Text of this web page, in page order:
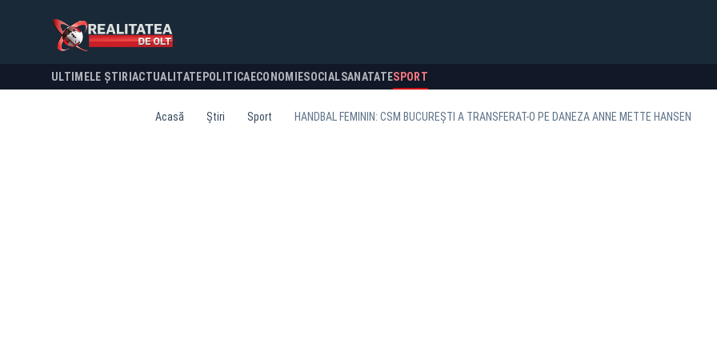
ULTIMELE ȘTIRI ACTUALITATE POLITICA ECONOMIESOCIALSANATATESPORT
Acasă Știri Sport HANDBAL FEMININ: CSM BUCUREȘTI A TRANSFERAT-O PE DANEZA ANNE METTE HANSEN